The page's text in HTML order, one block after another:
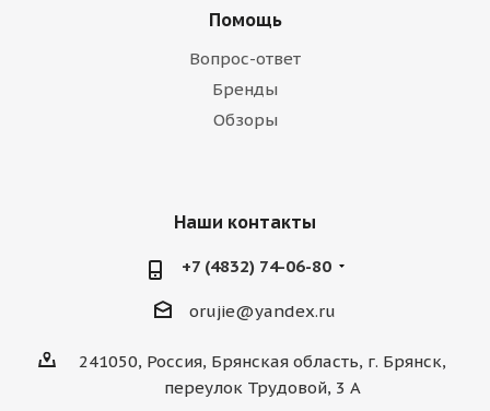
Помощь
Вопрос-ответ
Бренды
Обзоры
Наши контакты
+7 (4832) 74-06-80
orujie@yandex.ru
241050, Россия, Брянская область, г. Брянск,
переулок Трудовой, 3 А